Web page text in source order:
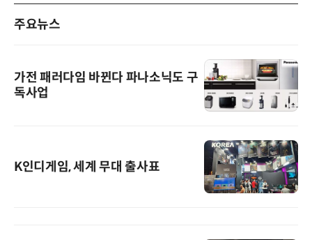
주요뉴스
가전 패러다임 바뀐다 파나소닉도 구
독사업
K인디게임, 세계 무대 출사표